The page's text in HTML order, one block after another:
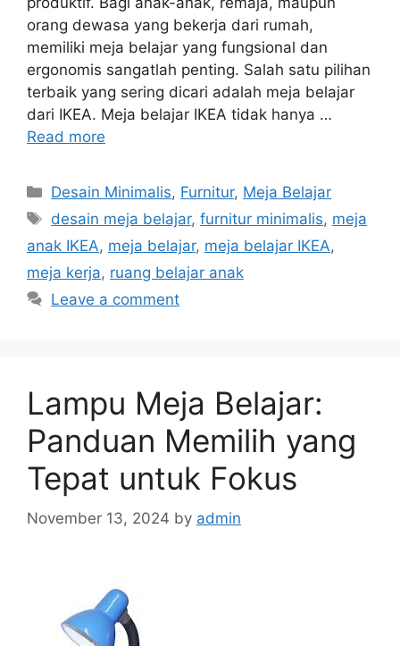
orang dewasa yang bekerja dari rumah,
memiliki meja belajar yang fungsional dan
ergonomis sangatlah penting. Salah satu pilihan
terbaik yang sering dicari adalah meja belajar
dari IKEA. Meja belajar IKEA tidak hanya …
Read more
Categories
Desain Minimalis, Furnitur, Meja Belajar
Tags
desain meja belajar,furnitur minimalis, meja
anak IKEA, meja belajar, meja belajar IKEA,
meja kerja, ruang belajar anak
Leave a comment
Lampu Meja Belajar:
Panduan Memilih yang
Tepat untuk Fokus
November 13, 2024 by admin